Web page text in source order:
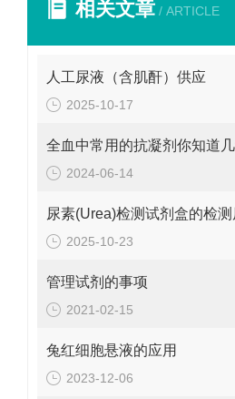
相关文章 / ARTICLE
人工尿液（含肌酐）供应
2025-10-17
全血中常用的抗凝剂你知道
2024-06-14
尿素(Urea)检测试剂盒的检测
2025-10-23
管理试剂的事项
2021-02-15
兔红细胞悬液的应用
2023-12-06